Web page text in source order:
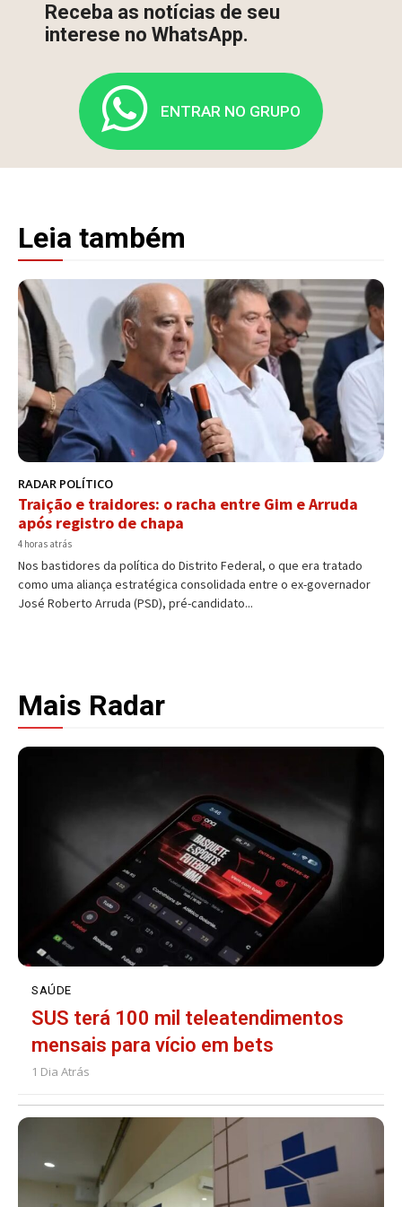
Receba as notícias de seu
interese no WhatsApp.
ENTRAR NO GRUPO
Leia também
RADAR POLÍTICO
Traição e traidores: o racha entre Gim e Arruda
após registro de chapa
4 horas atrás
Nos bastidores da política do Distrito Federal, o que era tratado
como uma aliança estratégica consolidada entre o ex-governador
José Roberto Arruda (PSD), pré-candidato...
Mais Radar
SAÚDE
SUS terá 100 mil teleatendimentos
mensais para vício em bets
1 Dia Atrás